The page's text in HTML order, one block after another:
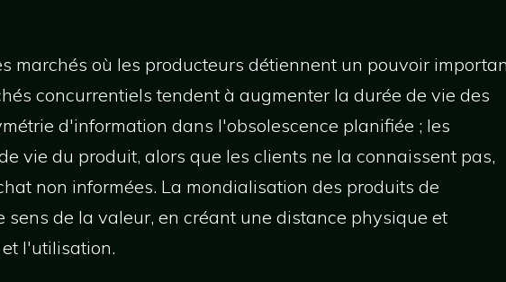
marchés où les producteurs détiennent un pouvoir
concurrentiels tendent à augmenter la durée de vie des
d'information dans l'obsolescence planifiée ; les
vie du produit, alors que les clients ne la connaissent pas,
non informées. La mondialisation des produits de
sens de la valeur, en créant une distance physique et
l'utilisation.